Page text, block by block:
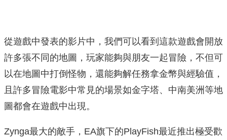
從遊戲中發表的影片中，我們可以看到這款遊戲會開放
許多張不同的地圖，玩家能夠與朋友一起冒險，不但可
以在地圖中打倒怪物，還能夠解任務拿金幣與經驗值，
且許多冒險電影中常見的場景如金字塔、中南美洲等地
圖都會在遊戲中出現。
Zynga最大的敵手，EA旗下的PlayFish最近推出極受歡